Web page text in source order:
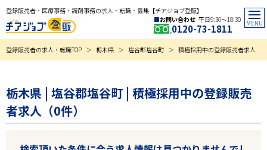
登録販売者・医療事務・調剤事務の求人・転職・募集【チアジョブ登販】
お問い合わせ 平日9:30〜18:30
0120-73-1811
登録販売者の求人・転職TOP 栃木県 塩谷郡塩谷町 積極採用中の登録販売者求人
栃木県 | 塩谷郡塩谷町 | 積極採用中の登録販売
者求人（0件）